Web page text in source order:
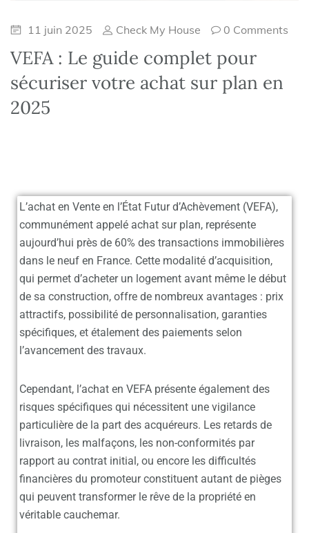
11 juin 2025 Check My House 0 Comments
VEFA : Le guide complet pour
sécuriser votre achat sur plan en
2025
L’achat en Vente en l’État Futur d’Achèvement (VEFA),
communément appelé achat sur plan, représente
aujourd’hui près de 60% des transactions immobilières
dans le neuf en France. Cette modalité d’acquisition,
qui permet d’acheter un logement avant même le début
de sa construction, offre de nombreux avantages : prix
attractifs, possibilité de personnalisation, garanties
spécifiques, et étalement des paiements selon
l’avancement des travaux.
Cependant, l’achat en VEFA présente également des
risques spécifiques qui nécessitent une vigilance
particulière de la part des acquéreurs. Les retards de
livraison, les malfaçons, les non-conformités par
rapport au contrat initial, ou encore les difficultés
financières du promoteur constituent autant de pièges
qui peuvent transformer le rêve de la propriété en
véritable cauchemar.